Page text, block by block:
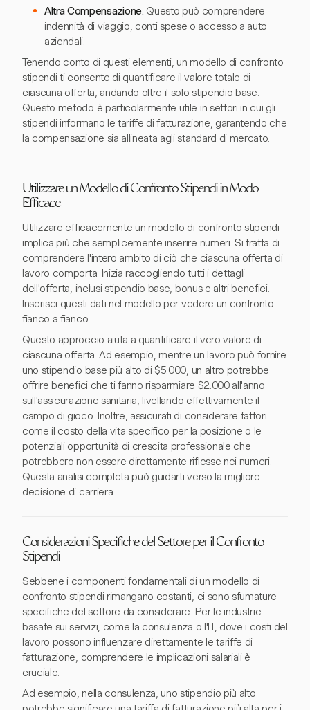
Altra Compensazione: Questo può comprendere
indennità di viaggio, conti spese o accesso a auto
aziendali.
Tenendo conto di questi elementi, un modello di confronto
stipendi ti consente di quantificare il valore totale di
ciascuna offerta, andando oltre il solo stipendio base.
Questo metodo è particolarmente utile in settori in cui gli
stipendi informano le tariffe di fatturazione, garantendo che
la compensazione sia allineata agli standard di mercato.
Utilizzare un Modello di Confronto Stipendi in Modo
Efficace
Utilizzare efficacemente un modello di confronto stipendi
implica più che semplicemente inserire numeri. Si tratta di
comprendere l'intero ambito di ciò che ciascuna offerta di
lavoro comporta. Inizia raccogliendo tutti i dettagli
dell'offerta, inclusi stipendio base, bonus e altri benefici.
Inserisci questi dati nel modello per vedere un confronto
fianco a fianco.
Questo approccio aiuta a quantificare il vero valore di
ciascuna offerta. Ad esempio, mentre un lavoro può fornire
uno stipendio base più alto di $5.000, un altro potrebbe
offrire benefici che ti fanno risparmiare $2.000 all'anno
sull'assicurazione sanitaria, livellando effettivamente il
campo di gioco. Inoltre, assicurati di considerare fattori
come il costo della vita specifico per la posizione o le
potenziali opportunità di crescita professionale che
potrebbero non essere direttamente riflesse nei numeri.
Questa analisi completa può guidarti verso la migliore
decisione di carriera.
Considerazioni Specifiche del Settore per il Confronto
Stipendi
Sebbene i componenti fondamentali di un modello di
confronto stipendi rimangano costanti, ci sono sfumature
specifiche del settore da considerare. Per le industrie
basate sui servizi, come la consulenza o l'IT, dove i costi del
lavoro possono influenzare direttamente le tariffe di
fatturazione, comprendere le implicazioni salariali è
cruciale.
Ad esempio, nella consulenza, uno stipendio più alto